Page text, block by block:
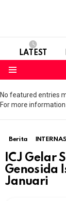
LATEST
No featured entries
For more
Berita
ICJ Gelar
Genosida
Januari